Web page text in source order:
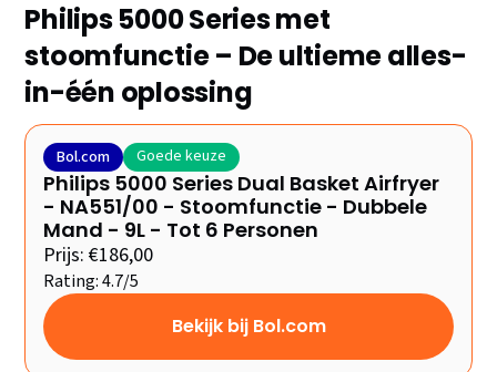
Philips 5000 Series met
stoomfunctie – De ultieme alles-
in-één oplossing
Bol.com Goede keuze
Philips 5000 Series Dual Basket Airfryer
- NA551/00 - Stoomfunctie - Dubbele
Mand - 9L - Tot 6 Personen
Prijs: €186,00
Rating: 4.7/5
Bekijk bij Bol.com